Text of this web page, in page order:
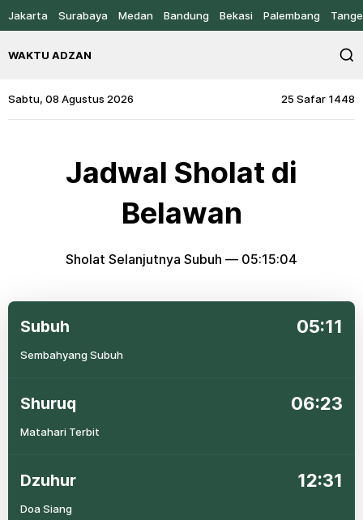
Jakarta Surabaya Medan Bandung Bekasi Palembang
WAKTU ADZAN
Sabtu, 08 Agustus 2026 25 Safar 1448
Jadwal Sholat di
Belawan
Sholat Selanjutnya Subuh — 05:15:04
Subuh 05:11
Sembahyang Subuh
Shuruq 06:23
Matahari Terbit
Dzuhur 12:31
Doa Siang